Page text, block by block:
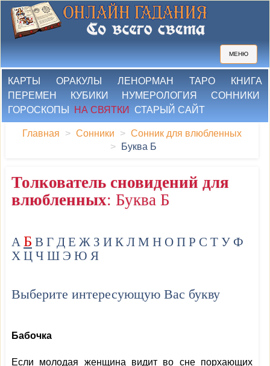
МЕНЮ
КАРТЫ ОРАКУЛЫ ЛЕНОРМАН ТАРО
КНИГА
ПЕРЕМЕН
КУБИКИ НУМЕРОЛОГИЯ
СОННИКИ
ГОРОСКОПЫ
НА СВЯТКИ СТАРЫЙ САЙТ
Главная Сонники
Сонник для влюбленных
Буква Б
Толкователь сновидений для
влюбленных: Буква Б
А Б В Г Д Е Ж З И К Л М Н О П Р С Т У Ф
Х Ц Ч Ш Э Ю Я
Выберите интересующую Вас букву
Бабочка
Если молодая женщина видит во сне порхающих